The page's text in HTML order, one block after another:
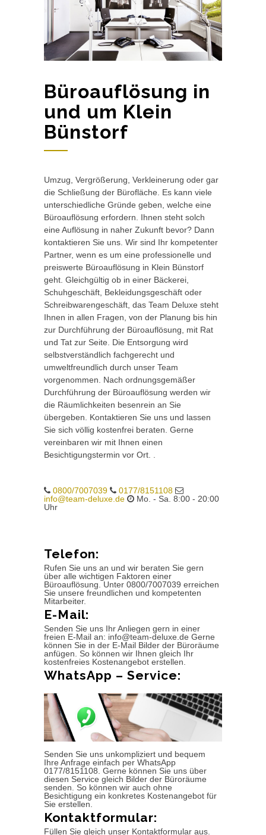
Büroauflösung in
und um Klein
Bünstorf
Umzug, Vergrößerung, Verkleinerung oder gar
die Schließung der Bürofläche. Es kann viele
unterschiedliche Gründe geben, welche eine
Büroauflösung erfordern. Ihnen steht solch
eine Auflösung in naher Zukunft bevor? Dann
kontaktieren Sie uns. Wir sind Ihr kompetenter
Partner, wenn es um eine professionelle und
preiswerte Büroauflösung in Klein Bünstorf
geht. Gleichgültig ob in einer Bäckerei,
Schuhgeschäft, Bekleidungsgeschäft oder
Schreibwarengeschäft, das Team Deluxe steht
Ihnen in allen Fragen, von der Planung bis hin
zur Durchführung der Büroauflösung, mit Rat
und Tat zur Seite. Die Entsorgung wird
selbstverständlich fachgerecht und
umweltfreundlich durch unser Team
vorgenommen. Nach ordnungsgemäßer
Durchführung der Büroauflösung werden wir
die Räumlichkeiten besenrein an Sie
übergeben. Kontaktieren Sie uns und lassen
Sie sich völlig kostenfrei beraten. Gerne
vereinbaren wir mit Ihnen einen
Besichtigungstermin vor Ort. .
0800/7007039
0177/8151108
info@team-deluxe.de
Mo. - Sa. 8:00 - 20:00
Uhr
Telefon:
Rufen Sie uns an und wir beraten Sie gern
über alle wichtigen Faktoren einer
Büroauflösung. Unter 0800/7007039 erreichen
Sie unsere freundlichen und kompetenten
Mitarbeiter.
E-Mail:
Senden Sie uns Ihr Anliegen gern in einer
freien E-Mail an: info@team-deluxe.de Gerne
können Sie in der E-Mail Bilder der Büroräume
anfügen. So können wir Ihnen gleich Ihr
kostenfreies Kostenangebot erstellen.
WhatsApp – Service:
Senden Sie uns unkompliziert und bequem
Ihre Anfrage einfach per WhatsApp
0177/8151108. Gerne können Sie uns über
diesen Service gleich Bilder der Büroräume
senden. So können wir auch ohne
Besichtigung ein konkretes Kostenangebot für
Sie erstellen.
Kontaktformular:
Füllen Sie gleich unser Kontaktformular aus.